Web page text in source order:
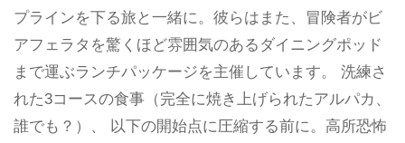
プラインを下る旅と一緒に。彼らはまた、冒険者がビ
アフェラタを驚くほど雰囲気のあるダイニングポッド
まで運ぶランチパッケージを主催しています。 洗練さ
れた3コースの食事（完全に焼き上げられたアルパカ、
誰でも？）、 以下の開始点に圧縮する前に。高所恐怖